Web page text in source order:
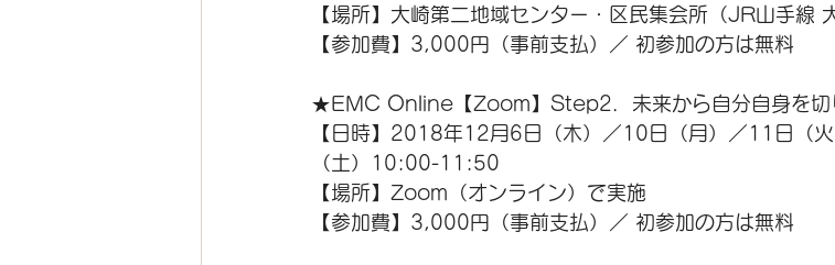
【場所】大崎第二地域センター・区民集会所（JR山手線
【参加費】3,000円（事前支払）／ 初参加の方は無料
★EMC Online【Zoom】Step2．未来から自分自身を切
【日時】2018年12月6日（木）／10日（月）／11日
（土）10:00-11:50
【場所】Zoom（オンライン）で実施
【参加費】3,000円（事前支払）／ 初参加の方は無料